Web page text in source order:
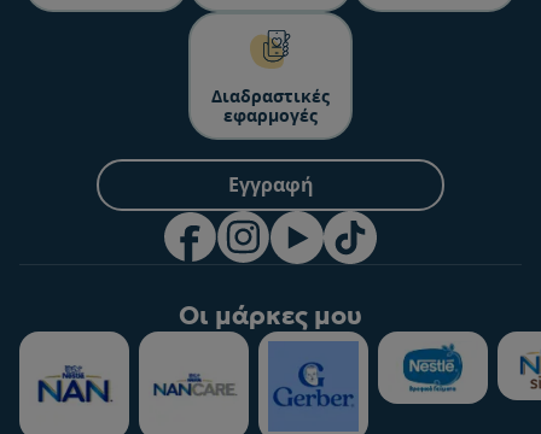
Διαδραστικές
εφαρμογές
Εγγραφή
Οι μάρκες μου